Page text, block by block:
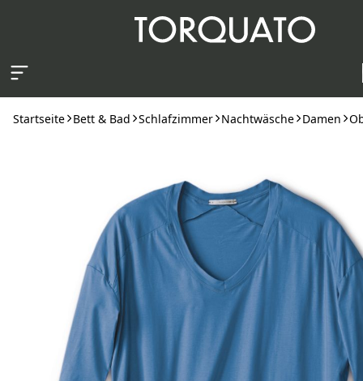
Startseite Bett & Bad Schlafzimmer Nachtwäsche Damen